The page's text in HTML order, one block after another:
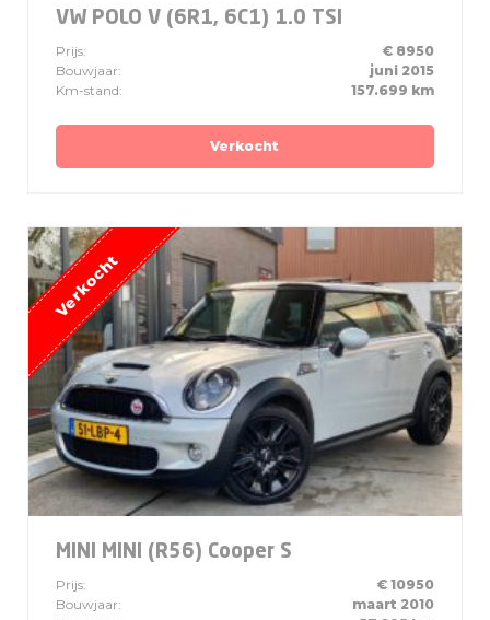
VW POLO V (6R1, 6C1) 1.0 TSI
Prijs:
€ 8950
Bouwjaar:
juni 2015
Km-stand:
157.699 km
Verkocht
MINI MINI (R56) Cooper S
Prijs:
€ 10950
Bouwjaar:
maart 2010